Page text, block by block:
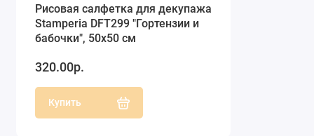
Рисовая салфетка для декупажа
Stamperia DFT299 "Гортензии и
бабочки", 50х50 см
320.00р.
Купить